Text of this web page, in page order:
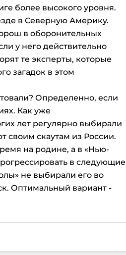
более высокого уровня.
в Северную Америку.
в оборонительных
у него действительно
те эксперты, которые
загадок в этом
Определенно, если
Как уже
лет регулярно выбирали
скаутам из России.
на родине, а в «Нью-
в следующие
не выбирали его во
Оптимальный вариант -